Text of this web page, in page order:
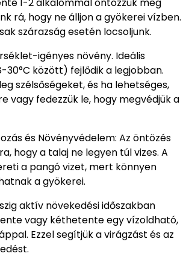
rá, hogy ne álljon a gyökerei vízben.
szárazság esetén locsoljunk.
igényes növény. Ideális
30°C között) fejlődik a legjobban.
szélsőségeket, és ha lehetséges,
vagy fedezzük le, hogy megvédjük a
és Növényvédelem: Az öntözés
hogy a talaj ne legyen túl vizes. A
a pangó vizet, mert könnyen
a gyökerei.
aktív növekedési időszakban
vagy kéthetente egy vízoldható,
Ezzel segítjük a virágzást és az